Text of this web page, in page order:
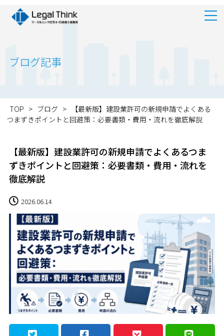
ブログ記事
TOP > ブログ >
【最新版】建設業許可の新規申請でよくある
つまずきポイントと回避策：必要書類・費用・流れを徹底解説
【最新版】建設業許可の新規申請でよくあるつま
ずきポイントと回避策：必要書類・費用・流れを
徹底解説
2026.06.14